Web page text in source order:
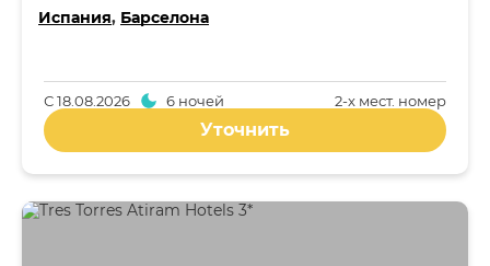
Испания, Барселона
2-x мест. номер
С18.08.2026 6 ночей
Уточнить